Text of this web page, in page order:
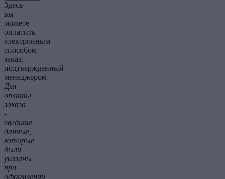
Здесь
вы
можете
оплатить
электронным
способом
заказ,
подтвержденный
менеджером
Для
оплаты
заказа
-
введите
данные,
которые
были
указаны
при
оформлении